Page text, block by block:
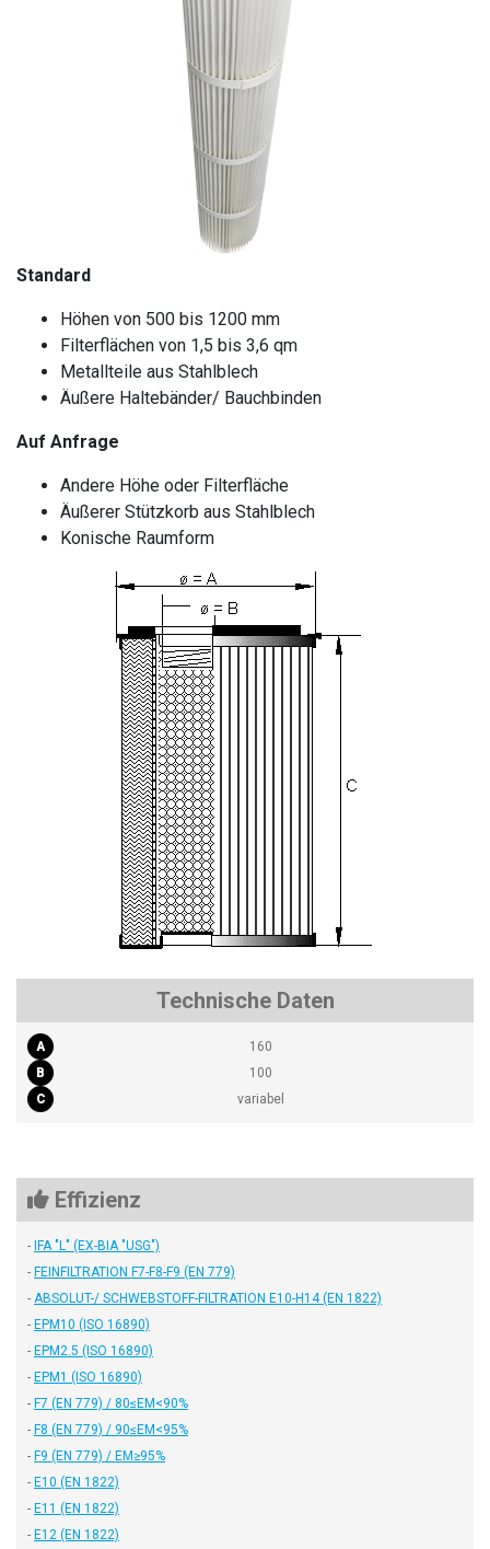
Standard
Höhen von 500 bis 1200 mm
Filterflächen von 1,5 bis 3,6 qm
Metallteile aus Stahlblech
Äußere Haltebänder/ Bauchbinden
Auf Anfrage
Andere Höhe oder Filterfläche
Äußerer Stützkorb aus Stahlblech
Konische Raumform
Technische Daten
A
160
B
100
C
variabel
Effizienz
- IFA "L" (EX-BIA "USG")
- FEINFILTRATION F7-F8-F9 (EN 779)
- ABSOLUT-/ SCHWEBSTOFF-FILTRATION E10-H14 (EN 1822)
- EPM10 (ISO 16890)
- EPM2.5 (ISO 16890)
- EPM1 (ISO 16890)
- F7 (EN 779) / 80≤EM<90%
- F8 (EN 779) / 90≤EM<95%
- F9 (EN 779) / EM≥95%
- E10 (EN 1822)
- E11 (EN 1822)
- E12 (EN 1822)